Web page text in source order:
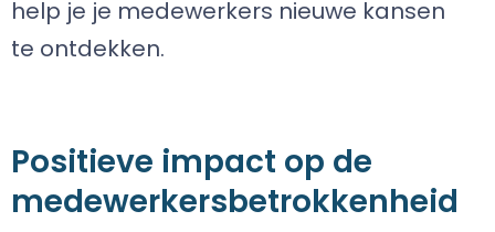
help je je medewerkers nieuwe kansen
te ontdekken.
Positieve impact op de
medewerkersbetrokkenheid